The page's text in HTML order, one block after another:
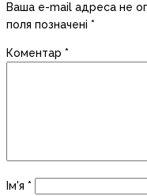
Ваша e-mail адреса не
поля позначені *
Коментар *
Ім'я *